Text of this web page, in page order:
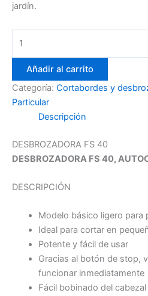
jardín.
FS
STIHL
cantidad
Añadir al carrito
Categoría: Cortabordes y
Particular
Descripción
DESBROZADORA FS 40
DESBROZADORA FS 40,
DESCRIPCIÓN
Modelo básico ligero para
Ideal para cortar en
Potente y fácil de usar
Gracias al botón de stop,
funcionar inmediatamente
Fácil bobinado del